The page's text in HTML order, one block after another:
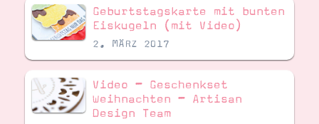
Geburtstagskarte mit bunten
Eiskugeln (mit Video)
2. MÄRZ 2017
Video – Geschenkset
Weihnachten – Artisan
Design Team